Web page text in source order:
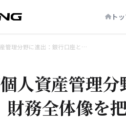
ト
管理分野に進出：銀行口座と…
人資産管理分
財務全体像を